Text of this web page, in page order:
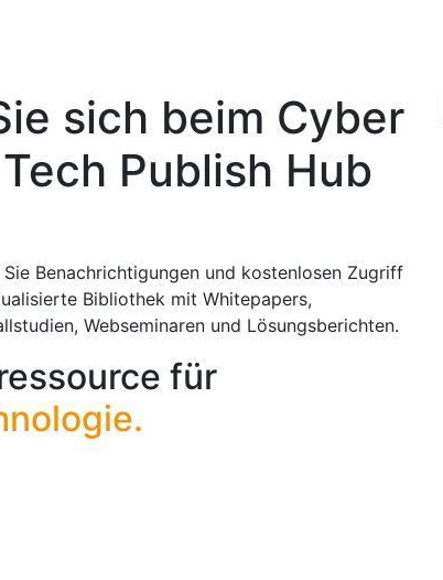
sich beim Cyber
Publish Hub
Benachrichtigungen und kostenlosen Zugriff
Bibliothek mit Whitepapers,
Webseminaren und Lösungsberichten.
für